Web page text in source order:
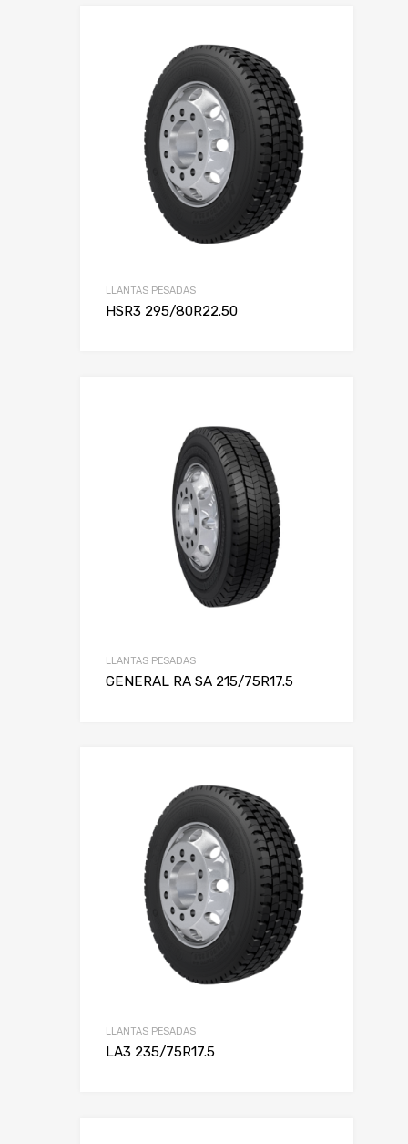
LLANTAS PESADAS
HSR3 295/80R22.50
LLANTAS PESADAS
GENERAL RA SA 215/75R17.5
LLANTAS PESADAS
LA3 235/75R17.5